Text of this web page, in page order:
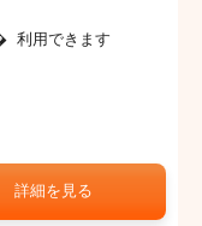
利用できます
詳細を見る